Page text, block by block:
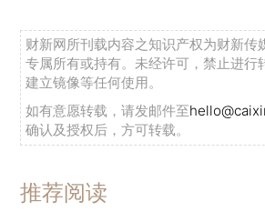
财新网所刊载内容之知识产权为财新传
专属所有或持有。未经许可，禁止进行
建立镜像等任何使用。
如有意愿转载，请发邮件至
确认及授权后，方可转载。
推荐阅读